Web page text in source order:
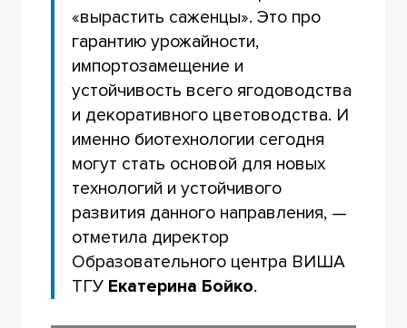
«вырастить саженцы». Это про
гарантию урожайности,
импортозамещение и
устойчивость всего ягодоводства
и декоративного цветоводства. И
именно биотехнологии сегодня
могут стать основой для новых
технологий и устойчивого
развития данного направления, —
отметила директор
Образовательного центра ВИША
ТГУ Екатерина Бойко.